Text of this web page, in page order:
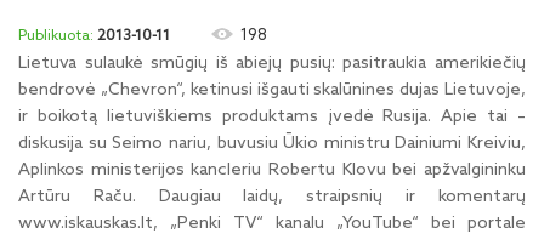
2013-10-11 198
Lietuva sulaukė smūgių iš abiejų pusių: pasitraukia amerikiečių
bendrovė „Chevron“, ketinusi išgauti skalūnines dujas Lietuvoje,
ir boikotą lietuviškiems produktams įvedė Rusija. Apie tai –
diskusija su Seimo nariu, buvusiu Ūkio ministru Dainiumi Kreiviu,
Aplinkos ministerijos kancleriu Robertu Klovu bei apžvalgininku
Artūru Raču. Daugiau laidų, straipsnių ir komentarų
www.iskauskas.lt, „Penki TV“ kanalu „YouTube“ bei portale